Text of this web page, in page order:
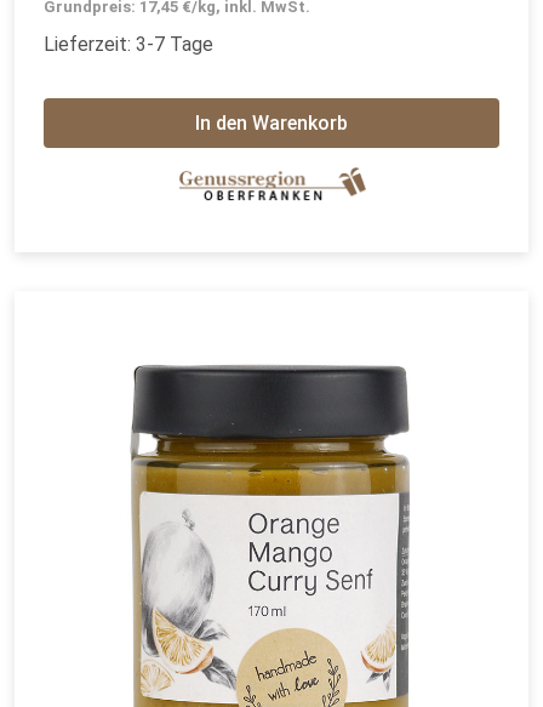
Grundpreis: 17,45 €/kg, inkl. MwSt.
Lieferzeit: 3-7 Tage
In den Warenkorb